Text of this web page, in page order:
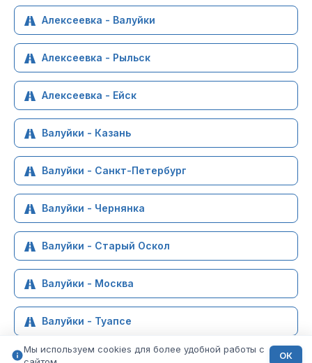
Алексеевка - Валуйки
Алексеевка - Рыльск
Алексеевка - Ейск
Валуйки - Казань
Валуйки - Санкт-Петербург
Валуйки - Чернянка
Валуйки - Старый Оскол
Валуйки - Москва
Валуйки - Туапсе
Мы используем cookies для более удобной работы с
ОК